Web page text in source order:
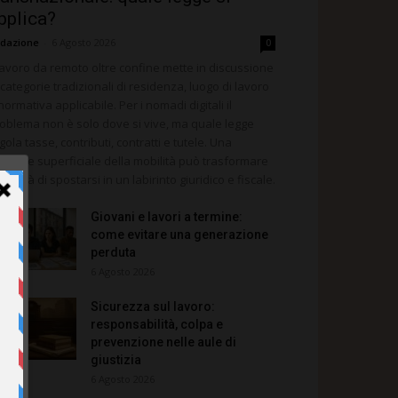
0
superficiale della mobilità può trasformare
di spostarsi in un labirinto giuridico e fiscale.
Giovani e lavori a termine:
come evitare una generazione
perduta
Sicurezza sul lavoro:
responsabilità, colpa e
prevenzione nelle aule di
giustizia